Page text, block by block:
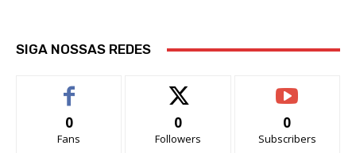
SIGA NOSSAS REDES
0
Fans
0
Followers
0
Subscribers